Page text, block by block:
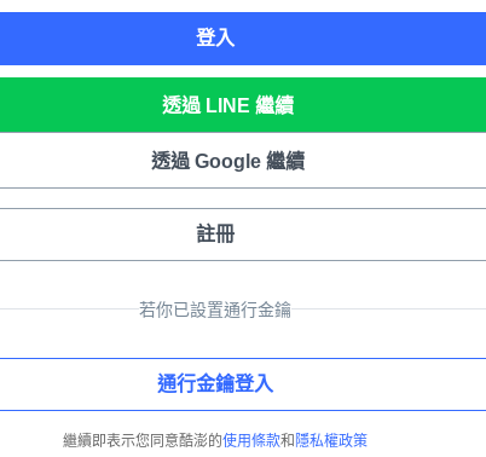
登入
透過 LINE 繼續
透過 Google 繼續
註冊
若你已設置通行金鑰
通行金鑰登入
繼續即表示您同意酷澎的使用條款和 隱私權政策